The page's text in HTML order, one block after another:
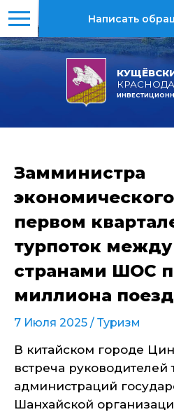
Написать
Замминистра
первом
турпоток
странами ШОС
миллиона
7 Июля 2025 / Туризм
В китайском городе
встреча руководителей
администраций
Шанхайской